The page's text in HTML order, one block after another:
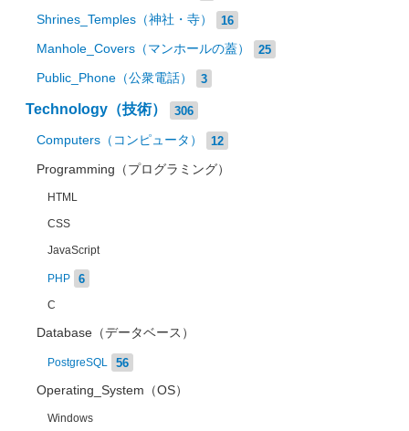
Shrines_Temples（神社・寺） 16
Manhole_Covers（マンホールの蓋） 25
Public_Phone（公衆電話） 3
Technology（技術） 306
Computers（コンピュータ） 12
Programming（プログラミング）
HTML
CSS
JavaScript
PHP 6
C
Database（データベース）
PostgreSQL 56
Operating_System（OS）
Windows